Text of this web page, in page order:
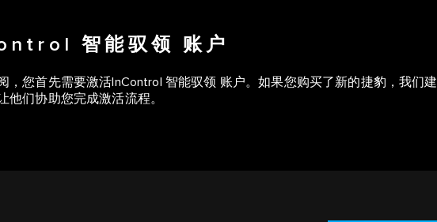
智能驭领 账户
，您首先需要激活InControl 智能驭领 账户。如果您购买了新的捷豹，我们建
他们协助您完成激活流程。